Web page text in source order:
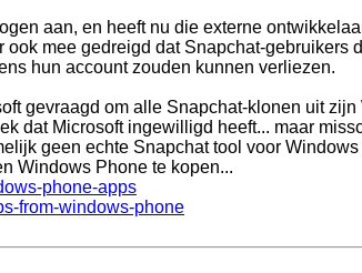
aan, en heeft nu die externe
ook mee gedreigd dat Snapchat-gebruikers
hun account zouden kunnen verliezen.
gevraagd om alle Snapchat-klonen uit
dat Microsoft ingewilligd heeft... maar
geen echte Snapchat tool voor
Windows Phone te kopen...
phone-apps
from-windows-phone